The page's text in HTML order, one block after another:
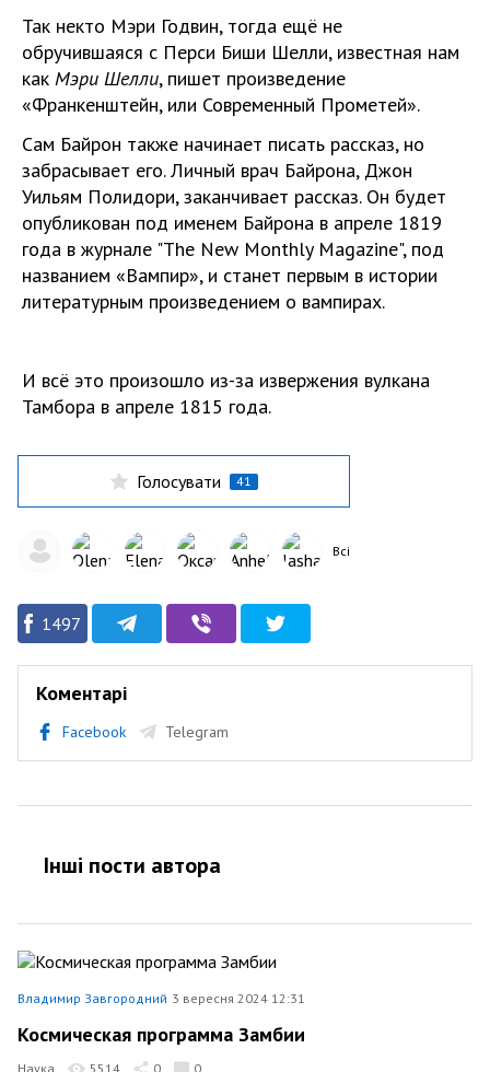
Так некто Мэри Годвин, тогда ещё не
обручившаяся с Перси Биши Шелли, известная нам
как Мэри Шелли, пишет произведение
«Франкенштейн, или Современный Прометей».
Сам Байрон также начинает писать рассказ, но
забрасывает его. Личный врач Байрона, Джон
Уильям Полидори, заканчивает рассказ. Он будет
опубликован под именем Байрона в апреле 1819
года в журнале "The New Monthly Magazine", под
названием «Вампир», и станет первым в истории
литературным произведением о вампирах.
И всё это произошло из-за извержения вулкана
Тамбора в апреле 1815 года.
Голосувати 41
Всі
1497
Коментарі
Facebook Telegram
Інші пости автора
Владимир Завгородний 3 вересня 2024 12:31
Космическая программа Замбии
Наука 5514 0 0